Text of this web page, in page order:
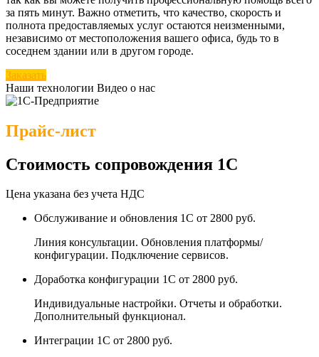
за пять минут. Важно отметить, что качество, скорость и
полнота предоставляемых услуг остаются неизменными,
независимо от местоположения вашего офиса, будь то в
соседнем здании или в другом городе.
Заказать
Наши технологии Видео о нас
Прайс-лист
Стоимость сопровождения 1С
Цена указана без учета НДС
Обслуживание и обновления 1С от 2800 руб.
Линия консультации. Обновления платформы/
конфигурации. Подключение сервисов.
Доработка конфигурации 1С от 2800 руб.
Индивидуальные настройки. Отчеты и обработки.
Дополнительный функционал.
Интеграции 1С от 2800 руб.